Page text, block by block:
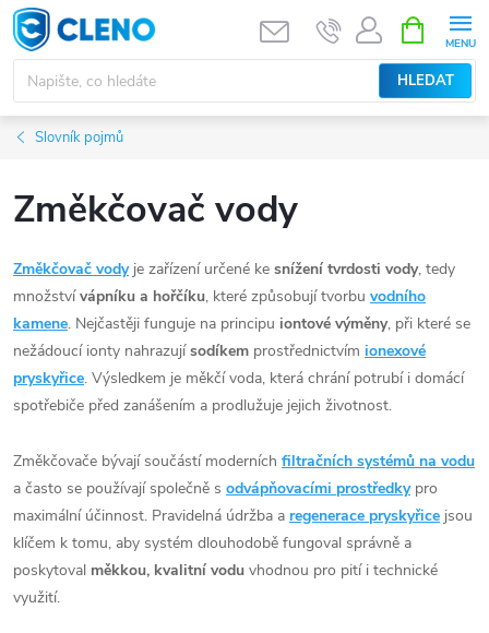
Přejít
na
obsah
HLEDAT
NÁKUPNÍ
KOŠÍK
Slovník pojmů
Změkčovač vody
Změkčovač vodyje zařízení určené ke snížení tvrdosti vody, tedy
množstvívápníku a hořčíku, které způsobují tvorbu vodního
kamene. Nejčastěji funguje na principu iontové výměny, při které se
nežádoucí ionty nahrazujísodíkem prostřednictvím ionexové
pryskyřice. Výsledkem je měkčí voda, která chrání potrubí i domácí
spotřebiče před zanášením a prodlužuje jejich životnost.
Změkčovače bývají součástí moderních filtračních systémů na vodu
a často se používají společně s odvápňovacími prostředkypro
maximální účinnost. Pravidelná údržba a regenerace pryskyřice jsou
klíčem k tomu, aby systém dlouhodobě fungoval správně a
poskytoval měkkou, kvalitní vodu vhodnou pro pití i technické
využití.